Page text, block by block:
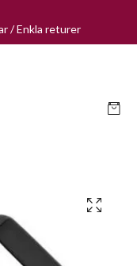
/ Enkla returer